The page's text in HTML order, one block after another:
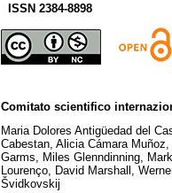
ISSN 2384-8898
Comitato scientifico
Maria Dolores Antigüedad del
Cabestan, Alicia Cámara
Garms, Miles Glenndinning,
Lourenço, David Marshall,
Švidkovskij